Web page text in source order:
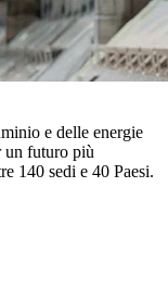
e delle energie
un futuro più
140 sedi e 40 Paesi.